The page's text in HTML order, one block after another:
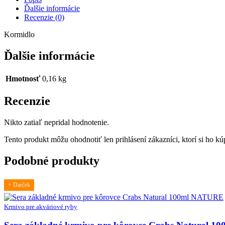
BARREL
UPRIGHT
12x7x7cm
Ďalšie informácie
Recenzie (0)
Kormidlo
Ďalšie informácie
Hmotnosť 0,16 kg
Recenzie
Nikto zatiaľ nepridal hodnotenie.
Tento produkt môžu ohodnotiť len prihlásení zákazníci, ktorí si ho
Podobné produkty
+ Darček
Krmivo pre akváriové ryby